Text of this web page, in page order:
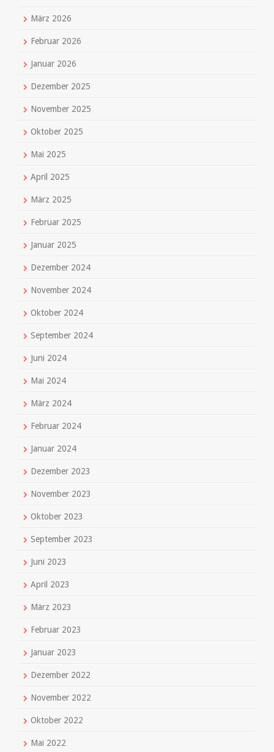
März 2026
Februar 2026
Januar 2026
Dezember 2025
November 2025
Oktober 2025
Mai 2025
April 2025
März 2025
Februar 2025
Januar 2025
Dezember 2024
November 2024
Oktober 2024
September 2024
Juni 2024
Mai 2024
März 2024
Februar 2024
Januar 2024
Dezember 2023
November 2023
Oktober 2023
September 2023
Juni 2023
April 2023
März 2023
Februar 2023
Januar 2023
Dezember 2022
November 2022
Oktober 2022
Mai 2022